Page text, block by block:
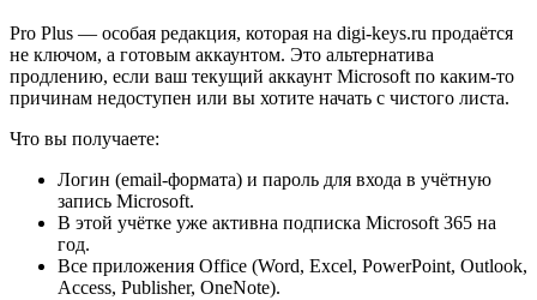
Pro Plus — особая редакция, которая на digi-keys.ru продаётся
не ключом, а готовым аккаунтом. Это альтернатива
продлению, если ваш текущий аккаунт Microsoft по каким-то
причинам недоступен или вы хотите начать с чистого листа.
Что вы получаете:
Логин (email-формата) и пароль для входа в учётную
запись Microsoft.
В этой учётке уже активна подписка Microsoft 365 на
год.
Все приложения Office (Word, Excel, PowerPoint, Outlook,
Access, Publisher, OneNote).